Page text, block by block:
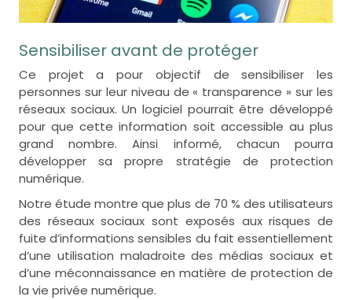
Sensibiliser avant de protéger
Ce projet a pour objectif de sensibiliser les
personnes sur leur niveau de « transparence » sur les
réseaux sociaux. Un logiciel pourrait être développé
pour que cette information soit accessible au plus
grand nombre. Ainsi informé, chacun pourra
développer sa propre stratégie de protection
numérique.
Notre étude montre que plus de 70 % des utilisateurs
des réseaux sociaux sont exposés aux risques de
fuite d’informations sensibles du fait essentiellement
d’une utilisation maladroite des médias sociaux et
d’une méconnaissance en matière de protection de
la vie privée numérique.